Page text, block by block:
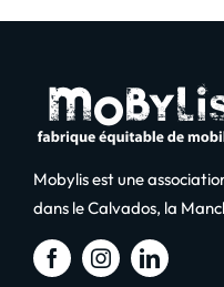
Mobylis est une
dans le Calvados, la